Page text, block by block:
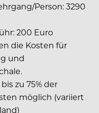
Person: 3290
200 Euro
die Kosten für
und
zu 75% der
möglich (variiert